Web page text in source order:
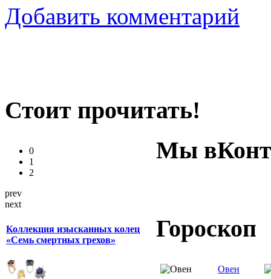
Добавить комментарий
Стоит прочитать!
0
1
2
prev
next
Коллекция изысканных колец
«Семь смертных грехов»
Мы
Гороскоп
Овен